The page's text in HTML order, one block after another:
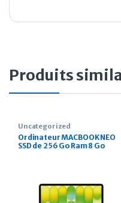
Produits
Uncategorized
Ordinateur MACBOOK NEO
SSD de 256 Go Ram 8 Go